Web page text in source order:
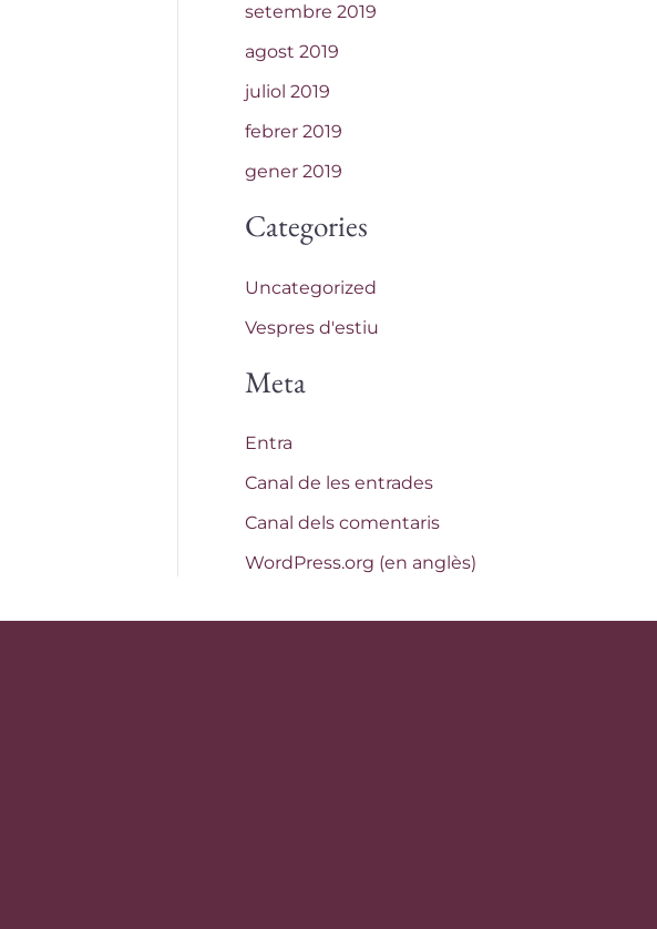
setembre 2019
agost 2019
juliol 2019
febrer 2019
gener 2019
Categories
Uncategorized
Vespres d'estiu
Meta
Entra
Canal de les entrades
Canal dels comentaris
WordPress.org (en anglès)